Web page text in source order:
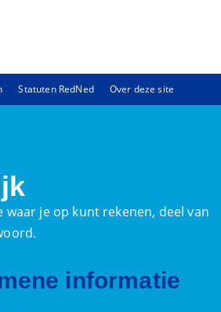
Statuten RedNed Over deze site
waar je op kunt rekenen, deel van
informatie